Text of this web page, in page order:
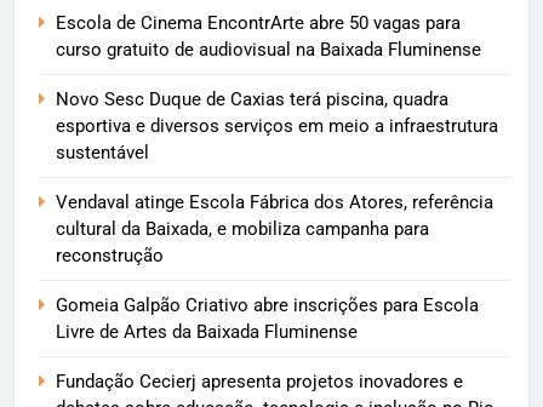
Escola de Cinema EncontrArte abre 50 vagas para
curso gratuito de audiovisual na Baixada Fluminense
Novo Sesc Duque de Caxias terá piscina, quadra
esportiva e diversos serviços em meio a infraestrutura
sustentável
Vendaval atinge Escola Fábrica dos Atores, referência
cultural da Baixada, e mobiliza campanha para
reconstrução
Gomeia Galpão Criativo abre inscrições para Escola
Livre de Artes da Baixada Fluminense
Fundação Cecierj apresenta projetos inovadores e